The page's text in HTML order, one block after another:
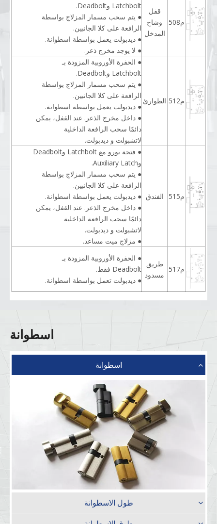
م508
قفل
وشاح
المدخل
Latchbolt وDeadbolt.
● يتم سحب مسمار المزلاج بواسطة
الرافعة على كلا الجانبين.
● ديدبولت يعمل بواسطة اسطوانة.
● لا يوجد مخرج ذعر.
م512 الطوارئ
● الحفرة الأوروبية المزودة بـ
Latchbolt وDeadbolt.
● يتم سحب مسمار المزلاج بواسطة
الرافعة على كلا الجانبين.
● ديدبولت يعمل بواسطة اسطوانة.
● داخل مخرج الذعر. عند القفل، يمكن
دائمًا سحب الرافعة الداخلية
لاتشبولت و ديدبولت.
م515 الفندق
● فتحة يورو مع Latchbolt وDeadbolt
وAuxiliary Latch.
● يتم سحب مسمار المزلاج بواسطة
الرافعة على كلا الجانبين.
● ديدبولت يعمل بواسطة اسطوانة.
● داخل مخرج الذعر. عند القفل، يمكن
دائمًا سحب الرافعة الداخلية
لاتشبولت و ديدبولت.
● مزلاج ميت مساعد.
م517
طريق
مسدود
● الحفرة الأوروبية المزودة بـ
Deadbolt فقط.
● ديدبولت تعمل بواسطة اسطوانة.
اسطوانة
اسطوانة
طول الاسطوانة